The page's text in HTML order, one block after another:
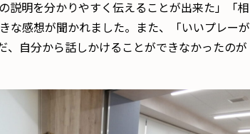
説明を分かりやすく伝えることが出来た」「相
な感想が聞かれました。また、「いいプレーが
、自分から話しかけることができなかったのが